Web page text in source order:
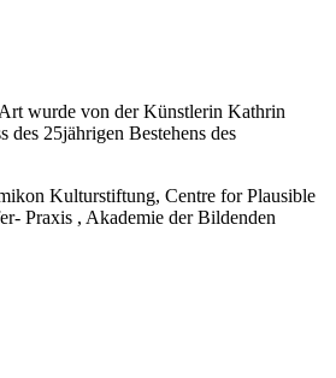
wurde von der Künstlerin Kathrin
25jährigen Bestehens des
Kulturstiftung, Centre for Plausible
Praxis , Akademie der Bildenden